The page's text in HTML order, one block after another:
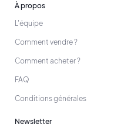
À propos
L'équipe
Comment vendre ?
Comment acheter ?
FAQ
Conditions générales
Newsletter